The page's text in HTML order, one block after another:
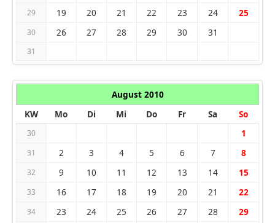
29 19 20 21 22 23 24 25
30 26 27 28 29 30 31
31
August 2010
KW
Mo Di Mi Do Fr Sa So
30 1
31 2 3 4 5 6 7 8
32 9 10 11 12 13 14 15
33 16 17 18 19 20 21 22
34 23 24 25 26 27 28 29